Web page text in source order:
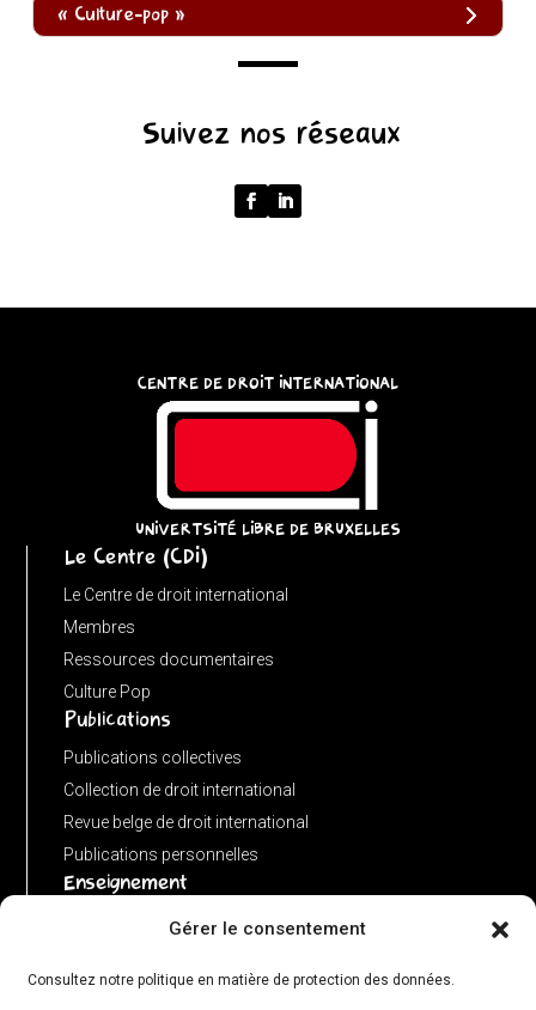
Gérer le consentement
Consultez notre politique en matière de protection des données.
« Culture-pop »
input
URL(input,
window.location.href);
u.pathname.toLowerCase().replace(/\/+$/,
===
Suivez nos réseaux
CENTRE DE DROIT INTERNATIONAL
UNIVERTSITÉ LIBRE DE BRUXELLES
Le Centre (CDI)
Le Centre de droit international
Membres
Ressources documentaires
Culture Pop
Publications
Publications collectives
Collection de droit international
Revue belge de droit international
Publications personnelles
Enseignement
Advanced LLM in public international law
Concours de plaidoiries public